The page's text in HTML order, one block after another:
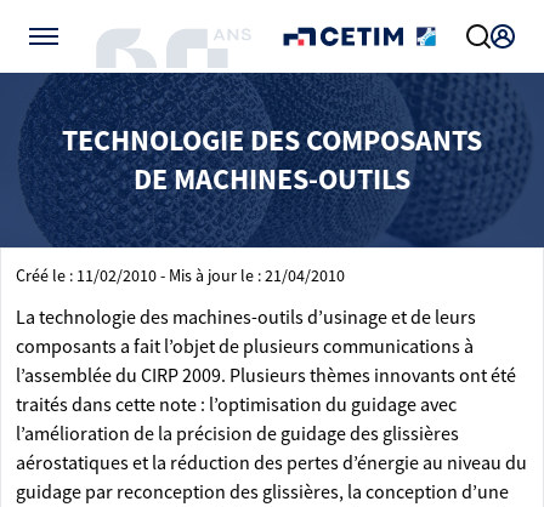
TECHNOLOGIE DES COMPOSANTS
DE MACHINES-OUTILS
Créé le : 11/02/2010 - Mis à jour le : 21/04/2010
La technologie des machines-outils d’usinage et de leurs
composants a fait l’objet de plusieurs communications à
l’assemblée du CIRP 2009. Plusieurs thèmes innovants ont été
traités dans cette note : l’optimisation du guidage avec
l’amélioration de la précision de guidage des glissières
aérostatiques et la réduction des pertes d’énergie au niveau du
guidage par reconception des glissières, la conception d’une